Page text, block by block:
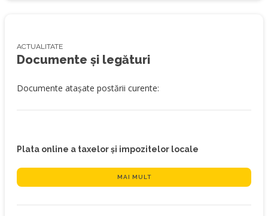
ACTUALITATE
Documente și legături
Documente atașate postării curente:
Plata online a taxelor și impozitelor locale
MAI MULT